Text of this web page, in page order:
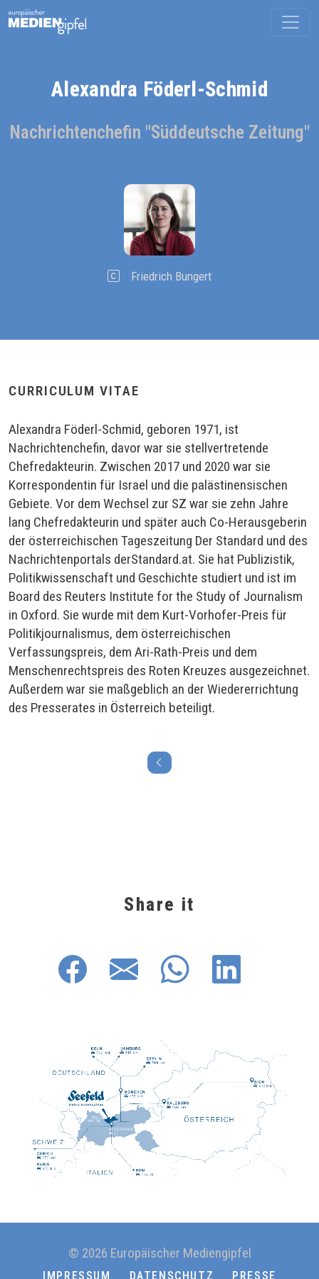
Alexandra Föderl-Schmid
Nachrichtenchefin "Süddeutsche Zeitung"
Friedrich Bungert
CURRICULUM VITAE
Alexandra Föderl-Schmid, geboren 1971, ist
Nachrichtenchefin, davor war sie stellvertretende
Chefredakteurin. Zwischen 2017 und 2020 war sie
Korrespondentin für Israel und die palästinensischen
Gebiete. Vor dem Wechsel zur SZ war sie zehn Jahre
lang Chefredakteurin und später auch Co-Herausgeberin
der österreichischen Tageszeitung Der Standard und des
Nachrichtenportals derStandard.at. Sie hat Publizistik,
Politikwissenschaft und Geschichte studiert und ist im
Board des Reuters Institute for the Study of Journalism
in Oxford. Sie wurde mit dem Kurt-Vorhofer-Preis für
Politikjournalismus, dem österreichischen
Verfassungspreis, dem Ari-Rath-Preis und dem
Menschenrechtspreis des Roten Kreuzes ausgezeichnet.
Außerdem war sie maßgeblich an der Wiedererrichtung
des Presserates in Österreich beteiligt.
Share it
© 2026 Europäischer Mediengipfel
IMPRESSUM DATENSCHUTZ PRESSE